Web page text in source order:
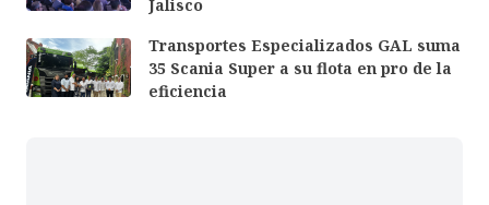
Jalisco
Transportes Especializados GAL suma
35 Scania Super a su flota en pro de la
eficiencia